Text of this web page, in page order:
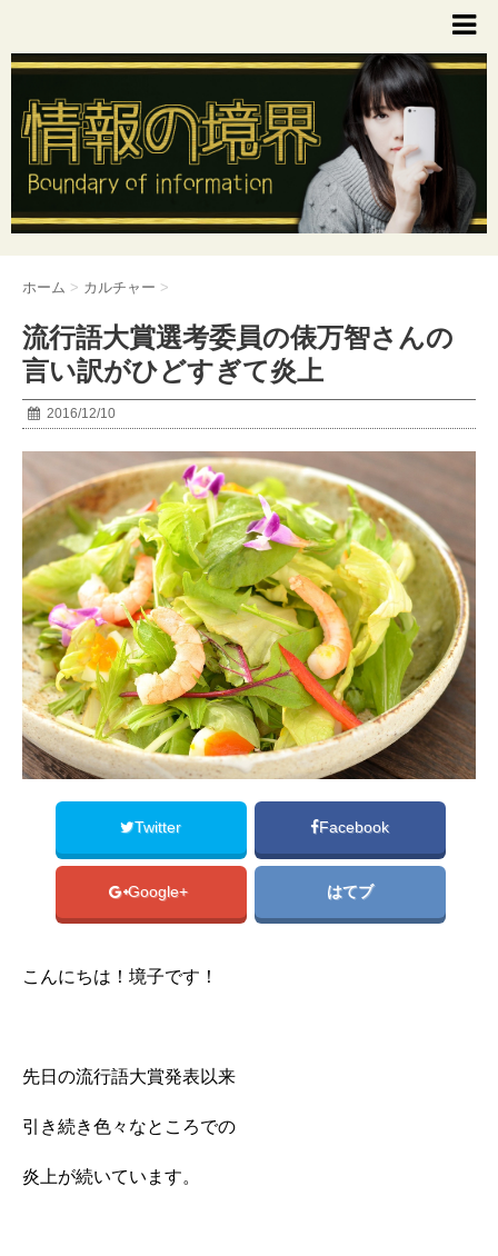
ホーム > カルチャー >
流行語大賞選考委員の俵万智さんの
言い訳がひどすぎて炎上
2016/12/10
Twitter Facebook
Google+ はてブ
こんにちは！境子です！
先日の流行語大賞発表以来
引き続き色々なところでの
炎上が続いています。